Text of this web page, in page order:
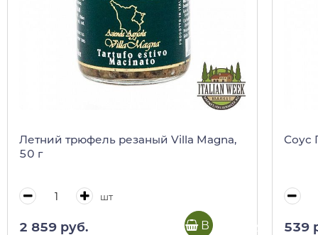
Летний трюфель резаный Villa Magna,
50 г
шт
2 859 руб. В корзину
Соус
539